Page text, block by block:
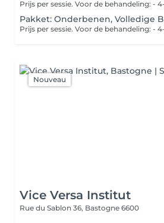
Pakket: Onderbenen, Volledige
Nouveau
Vice Versa Institut
Rue du Sablon 36, Bastogne 6600